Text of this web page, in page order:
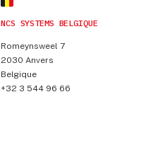
NCS SYSTEMS BELGIQUE
Romeynsweel 7
2030 Anvers
Belgique
+32 3 544 96 66